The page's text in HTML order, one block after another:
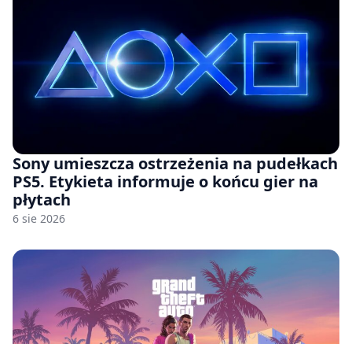
Sony umieszcza ostrzeżenia na pudełkach
PS5. Etykieta informuje o końcu gier na
płytach
6 sie 2026